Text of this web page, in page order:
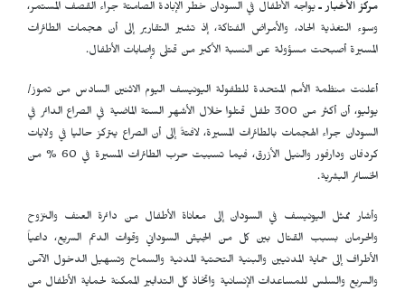
مركز الأخبار ـ يواجه الأطفال في السودان خطر الإبادة الصامتة جراء القصف المستمر،
وسوء التغذية الحاد، والأمراض الفتاكة، إذ تشير التقارير إلى أن هجمات الطائرات
المسيرة أصبحت مسؤولة عن النسبة الأكبر من قتلى وإصابات الأطفال.
أعلنت منظمة الأمم المتحدة للطفولة اليونيسف اليوم الاثنين السادس من تموز/
يوليو، أن أكثر من 300 طفل قتلوا خلال الأشهر الستة الماضية في الصراع الدائر في
السودان جراء الهجمات بالطائرات المسيرة، لافتةً إلى أن الصراع يتركز حاليا في ولايات
كردفان ودارفور والنيل الأزرق، فيما تسببت حرب الطائرات المسيرة في 60 % من
الخسائر البشرية.
وأشار ممثل اليونيسف في السودان إلى معاناة الأطفال من دائرة العنف والنزوح
والحرمان بسبب القتال بين كل من الجيش السوداني وقوات الدعم السريع، داعياً
الأطراف إلى حماية المدنيين والبنية التحتية المدنية والسماح وتسهيل الدخول الآمن
والسريع والسلس للمساعدات الإنسانية واتخاذ كل التدابير الممكنة لحماية الأطفال من